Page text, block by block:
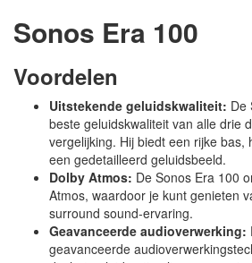
Sonos Era 100
Voordelen
Uitstekende geluidskwaliteit: De
beste geluidskwaliteit van alle drie
vergelijking. Hij biedt een rijke bas,
een gedetailleerd geluidsbeeld.
Dolby Atmos: De Sonos Era 100
Atmos, waardoor je kunt genieten
surround sound-ervaring.
Geavanceerde audioverwerking:
geavanceerde